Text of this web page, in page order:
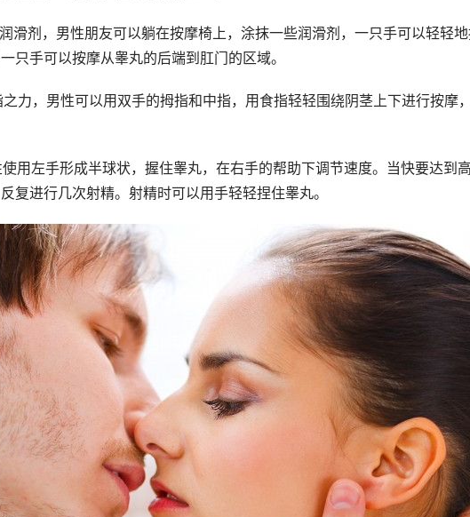
滑剂，男性朋友可以躺在按摩椅上，涂抹一些润滑剂，一只手可以轻轻
只手可以按摩从睾丸的后端到肛门的区域。
力，男性可以用双手的拇指和中指，用食指轻轻围绕阴茎上下进行按摩
用左手形成半球状，握住睾丸，在右手的帮助下调节速度。当快要达到
复进行几次射精。射精时可以用手轻轻捏住睾丸。